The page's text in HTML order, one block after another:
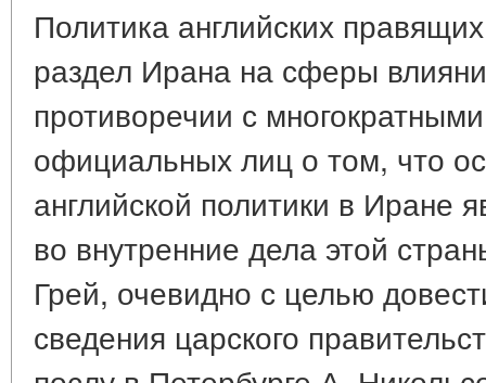
Политика английских
раздел Ирана на сферы
противоречии с
официальных лиц о том, что
английской политики в Иране
во внутренние дела этой
Грей, очевидно с целью
сведения царского